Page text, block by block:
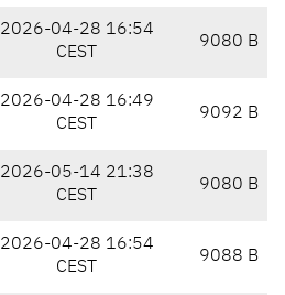
2026-04-28 16:54
CEST
9080 B
2026-04-28 16:49
CEST
9092 B
2026-05-14 21:38
CEST
9080 B
2026-04-28 16:54
CEST
9088 B